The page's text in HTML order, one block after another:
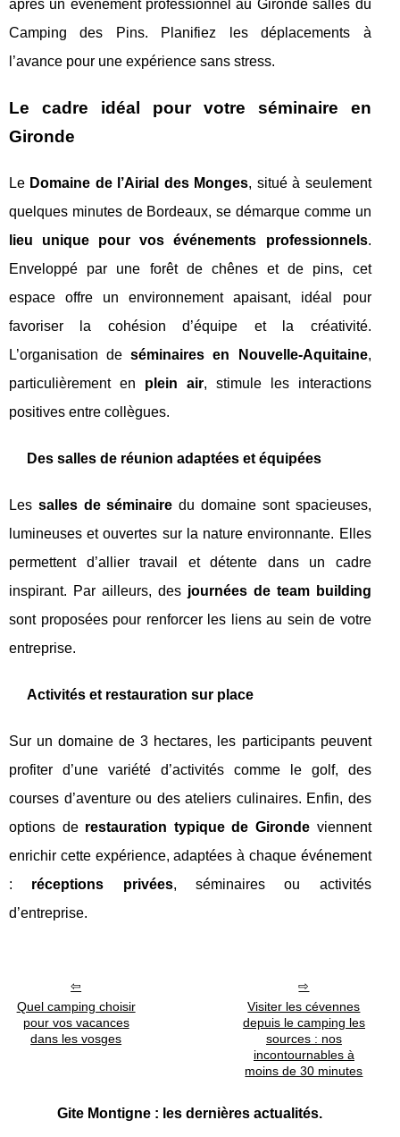
après un événement professionnel au Gironde salles du
Camping des Pins. Planifiez les déplacements à
l’avance pour une expérience sans stress.
Le cadre idéal pour votre séminaire en
Gironde
Le Domaine de l’Airial des Monges, situé à seulement
quelques minutes de Bordeaux, se démarque comme un
lieu unique pour vos événements professionnels.
Enveloppé par une forêt de chênes et de pins, cet
espace offre un environnement apaisant, idéal pour
favoriser la cohésion d’équipe et la créativité.
L’organisation deséminaires en Nouvelle-Aquitaine,
particulièrement en plein air, stimule les interactions
positives entre collègues.
Des salles de réunion adaptées et équipées
Les salles de séminaire du domaine sont spacieuses,
lumineuses et ouvertes sur la nature environnante. Elles
permettent d’allier travail et détente dans un cadre
inspirant. Par ailleurs, des journées de team building
sont proposées pour renforcer les liens au sein de votre
entreprise.
Activités et restauration sur place
Sur un domaine de 3 hectares, les participants peuvent
profiter d’une variété d’activités comme le golf, des
courses d’aventure ou des ateliers culinaires. Enfin, des
options de restauration typique de Gironde viennent
enrichir cette expérience, adaptées à chaque événement
: réceptions privées, séminaires ou activités
d’entreprise.
Quel camping choisir
pour vos vacances
dans les vosges
Visiter les cévennes
depuis le camping les
sources : nos
incontournables à
moins de 30 minutes
Gite Montigne : les dernières actualités.